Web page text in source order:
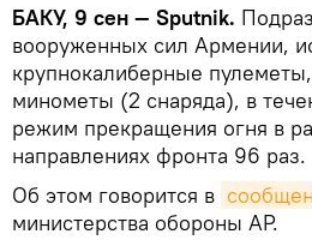
БАКУ, 9 сен — Sputnik.
вооруженных сил Армении,
крупнокалиберные
минометы (2 снаряда), в
режим прекращения огня в
направлениях фронта 96 раз.
Об этом говорится в
министерства обороны АР.